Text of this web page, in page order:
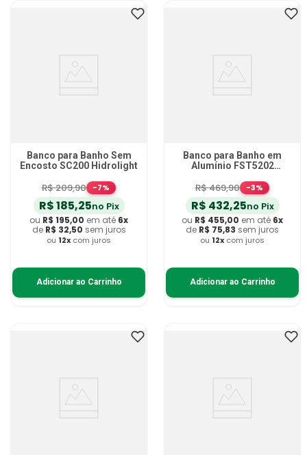
Banco para Banho Sem
Encosto SC200 Hidrolight
R$209,90 -7%
R$185,25no Pix
ou R$ 195,00 em até 6x
de R$ 32,50 sem juros
ou 12x com juros
Adicionar ao Carrinho
Banco para Banho em
Alumínio FST5202
R$469,90 -3%
R$ 432,25no Pix
ou R$ 455,00 em até 6x
de R$ 75,83 sem juros
ou 12x com juros
Adicionar ao Carrinho